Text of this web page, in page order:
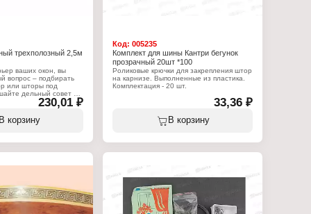
трехполозный 2,5м
ваших окон, вы
вопрос – подбирать
или шторы под
дельный совет –
необходимо
того, как вы
штор и их
Но только после
и высота его
230,01 ₽
В корзину
Код:005235
Комплект для шины Кантри бегунок
прозрачный 20шт *100
Роликовые крючки для закрепления штор
на карнизе. Выполненные из пластика.
Комплектация - 20 шт.
Тип товара: Коплектующее для карниза
Назначение: для шины
33,36 ₽
В корзину